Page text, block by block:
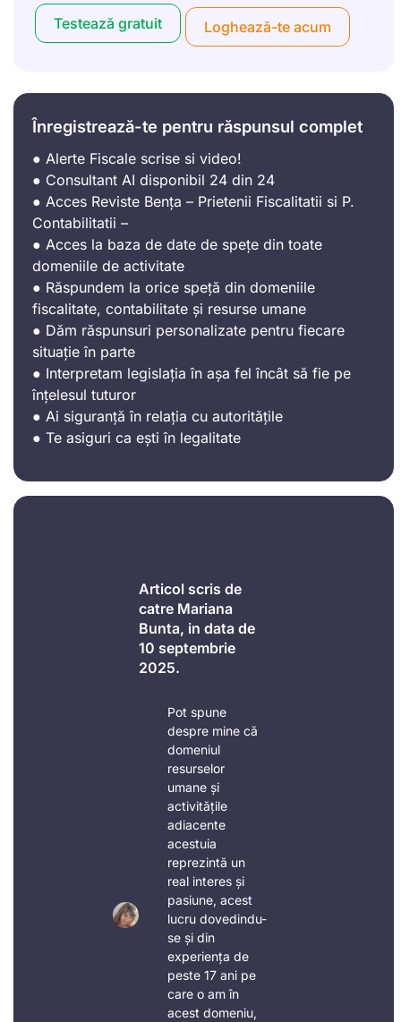
Testează gratuit Loghează-te acum
Înregistrează-te pentru răspunsul complet
● Alerte Fiscale scrise si video!
● Consultant AI disponibil 24 din 24
● Acces Reviste Bența – Prietenii Fiscalitatii si P.
Contabilitatii –
● Acces la baza de date de spețe din toate
domeniile de activitate
● Răspundem la orice speță din domeniile
fiscalitate, contabilitate și resurse umane
● Dăm răspunsuri personalizate pentru fiecare
situație în parte
● Interpretam legislația în așa fel încât să fie pe
înțelesul tuturor
● Ai siguranță în relația cu autoritățile
● Te asiguri ca ești în legalitate
Articol scris de
catre Mariana
Bunta, in data de
10 septembrie
2025.
Pot spune
despre mine că
domeniul
resurselor
umane și
activitățile
adiacente
acestuia
reprezintă un
real interes și
pasiune, acest
lucru dovedindu-
se și din
experiența de
peste 17 ani pe
care o am în
acest domeniu,